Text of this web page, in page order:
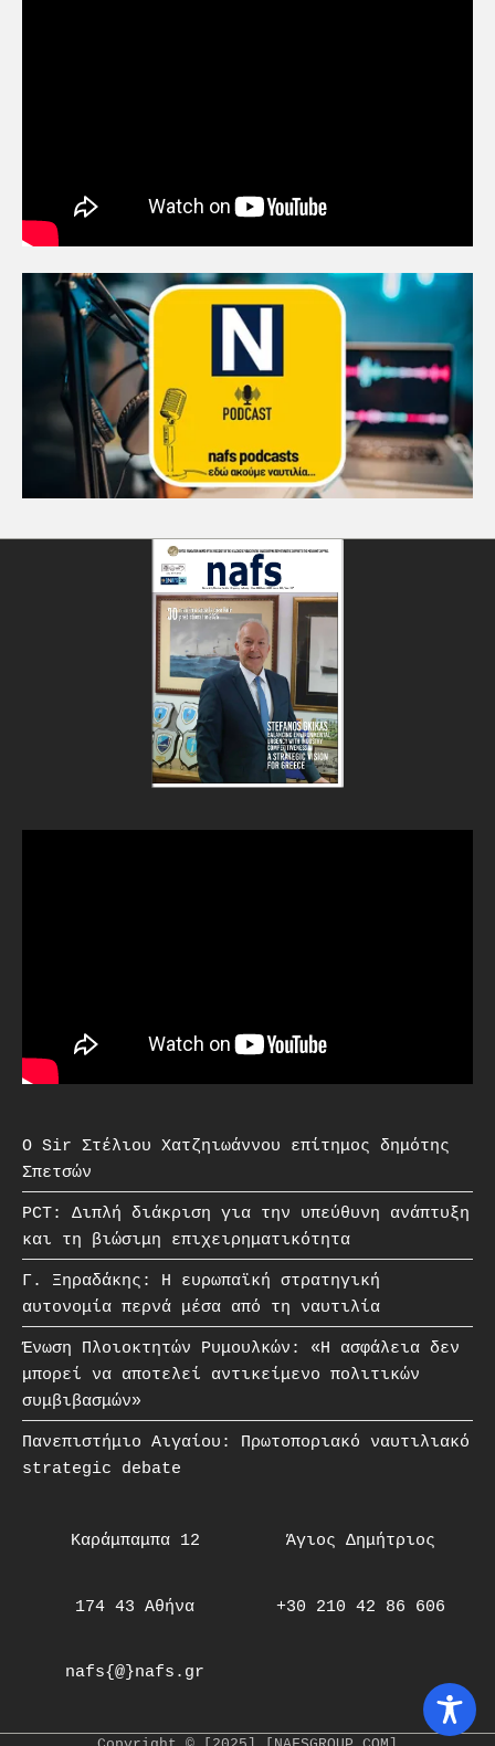
strategic debate
O Sir Στέλιου Χατζηιωάννου επίτημος δημότης
Σπετσών
PCT: Διπλή διάκριση για την υπεύθυνη ανάπτυξη
και τη βιώσιμη επιχειρηματικότητα
Γ. Ξηραδάκης: Η ευρωπαϊκή στρατηγική
αυτονομία περνά μέσα από τη ναυτιλία
Ένωση Πλοιοκτητών Ρυμουλκών: «Η ασφάλεια δεν
μπορεί να αποτελεί αντικείμενο πολιτικών
συμβιβασμών»
Πανεπιστήμιο Αιγαίου: Πρωτοποριακό ναυτιλιακό
strategic debate
Καράμπαμπα 12 Άγιος Δημήτριος
174 43 Αθήνα +30 210 42 86 606
nafs{@}nafs.gr